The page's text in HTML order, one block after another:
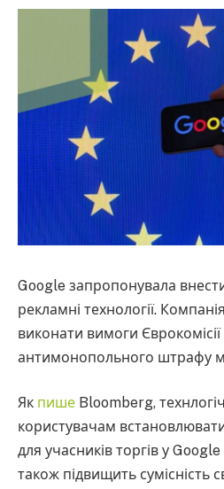
Google запропонувала
рекламні технології.
виконати вимоги Єврокомісії
антимонопольного штрафу
Як пише Bloomberg,
користувачам встановлювати
для учасників торгів у
також підвищить сумісність